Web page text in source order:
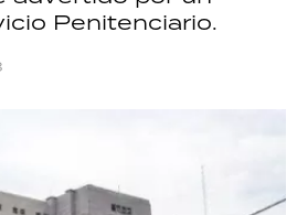
Penitenciario.